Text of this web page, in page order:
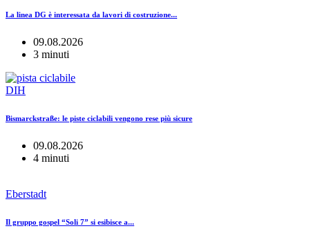
La linea DG è interessata da lavori di costruzione...
09.08.2026
3 minuti
DIH
Bismarckstraße: le piste ciclabili vengono rese più sicure
09.08.2026
4 minuti
Eberstadt
Il gruppo gospel “Soli 7” si esibisce a...